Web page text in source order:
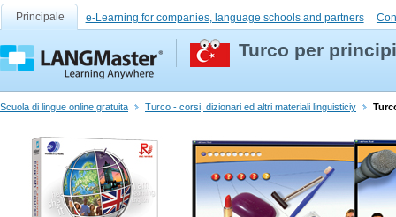
Principale e-Learning for companies, language schools and partners
Turco per
Scuola di lingue online gratuita Turco - corsi, dizionari ed altri materiali linguisticiy